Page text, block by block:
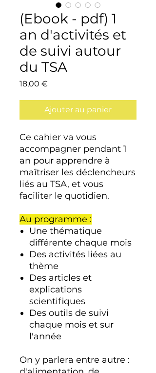
(Ebook - pdf) 1
an d'activités et
de suivi autour
du TSA
18,00 €
Ajouter au panier
Ce cahier va vous
accompagner pendant 1
an pour apprendre à
maîtriser les déclencheurs
liés au TSA, et vous
faciliter le quotidien.
Au programme :
Une thématique
différente chaque mois
Des activités liées au
thème
Des articles et
explications
scientifiques
Des outils de suivi
chaque mois et sur
l'année
On y parlera entre autre :